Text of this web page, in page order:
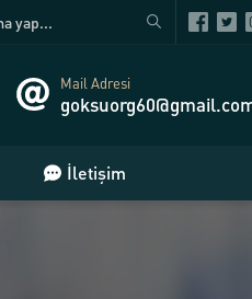
Mail Adresi
İletişim